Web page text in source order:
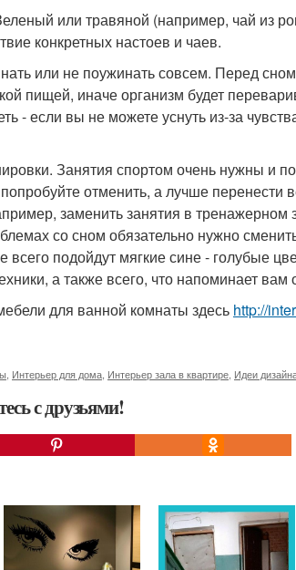
или травяной (например, чай из
конкретных настоев и чаев.
или не поужинать совсем. Перед
пищей, иначе организм будет
- если вы не можете уснуть из-за
Занятия спортом очень нужны и
отменить, а лучше перенести
заменить занятия в тренажерном
со сном обязательно нужно
всего подойдут мягкие сине - голубые
а также всего, что напоминает вам
для ванной комнаты здесь http://
Интерьер для дома Интерьер зала в квартире Идеи
с друзьями!